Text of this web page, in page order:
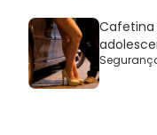
Cafetina